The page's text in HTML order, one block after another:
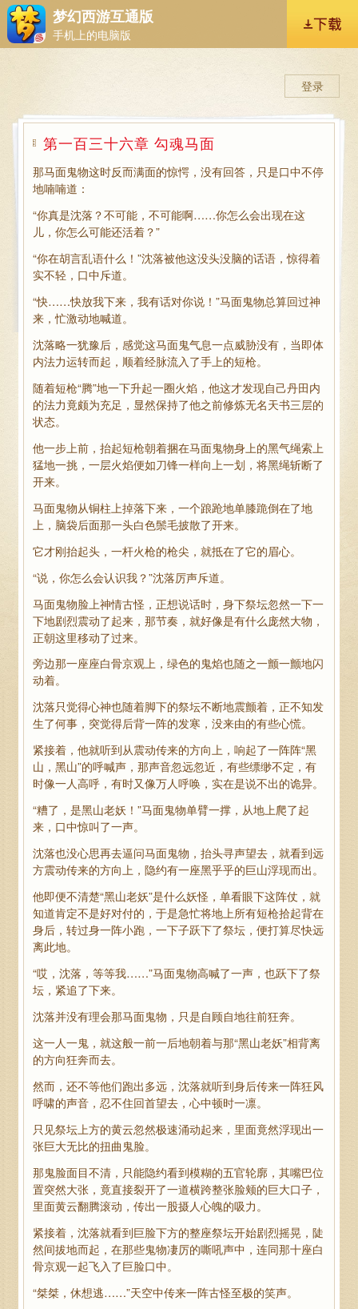
梦幻西游互通版
手机上的电脑版
登录
第一百三十六章 勾魂马面
那马面鬼物这时反而满面的惊愕，没有回答，只是口中不停
地喃喃道：
“你真是沈落？不可能，不可能啊……你怎么会出现在这
儿，你怎么可能还活着？”
“你在胡言乱语什么！”沈落被他这没头没脑的话语，惊得着
实不轻，口中斥道。
“快……快放我下来，我有话对你说！”马面鬼物总算回过神
来，忙激动地喊道。
沈落略一犹豫后，感觉这马面鬼气息一点威胁没有，当即体
内法力运转而起，顺着经脉流入了手上的短枪。
随着短枪“腾”地一下升起一圈火焰，他这才发现自己丹田内
的法力竟颇为充足，显然保持了他之前修炼无名天书三层的
状态。
他一步上前，抬起短枪朝着捆在马面鬼物身上的黑气绳索上
猛地一挑，一层火焰便如刀锋一样向上一划，将黑绳斩断了
开来。
马面鬼物从铜柱上掉落下来，一个踉跄地单膝跪倒在了地
上，脑袋后面那一头白色鬃毛披散了开来。
它才刚抬起头，一杆火枪的枪尖，就抵在了它的眉心。
“说，你怎么会认识我？”沈落厉声斥道。
马面鬼物脸上神情古怪，正想说话时，身下祭坛忽然一下一
下地剧烈震动了起来，那节奏，就好像是有什么庞然大物，
正朝这里移动了过来。
旁边那一座座白骨京观上，绿色的鬼焰也随之一颤一颤地闪
动着。
沈落只觉得心神也随着脚下的祭坛不断地震颤着，正不知发
生了何事，突觉得后背一阵的发寒，没来由的有些心慌。
紧接着，他就听到从震动传来的方向上，响起了一阵阵“黑
山，黑山”的呼喊声，那声音忽远忽近，有些缥缈不定，有
时像一人高呼，有时又像万人呼唤，实在是说不出的诡异。
“糟了，是黑山老妖！”马面鬼物单臂一撑，从地上爬了起
来，口中惊叫了一声。
沈落也没心思再去逼问马面鬼物，抬头寻声望去，就看到远
方震动传来的方向上，隐约有一座黑乎乎的巨山浮现而出。
他即便不清楚“黑山老妖”是什么妖怪，单看眼下这阵仗，就
知道肯定不是好对付的，于是急忙将地上所有短枪拾起背在
身后，转过身一阵小跑，一下子跃下了祭坛，便打算尽快远
离此地。
“哎，沈落，等等我……”马面鬼物高喊了一声，也跃下了祭
坛，紧追了下来。
沈落并没有理会那马面鬼物，只是自顾自地往前狂奔。
这一人一鬼，就这般一前一后地朝着与那“黑山老妖”相背离
的方向狂奔而去。
然而，还不等他们跑出多远，沈落就听到身后传来一阵狂风
呼啸的声音，忍不住回首望去，心中顿时一凛。
只见祭坛上方的黄云忽然极速涌动起来，里面竟然浮现出一
张巨大无比的扭曲鬼脸。
那鬼脸面目不清，只能隐约看到模糊的五官轮廓，其嘴巴位
置突然大张，竟直接裂开了一道横跨整张脸颊的巨大口子，
里面黄云翻腾滚动，传出一股摄人心魄的吸力。
紧接着，沈落就看到巨脸下方的整座祭坛开始剧烈摇晃，陡
然间拔地而起，在那些鬼物凄厉的嘶吼声中，连同那十座白
骨京观一起飞入了巨脸口中。
“桀桀，休想逃……”天空中传来一阵古怪至极的笑声。